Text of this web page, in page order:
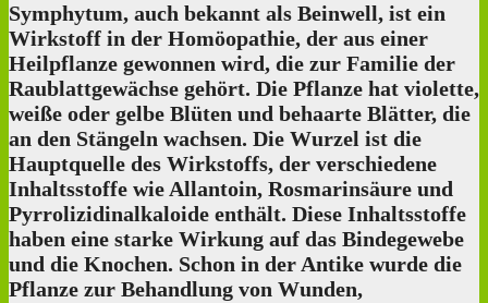
Symphytum, auch bekannt als Beinwell, ist ein
Wirkstoff in der Homöopathie, der aus einer
Heilpflanze gewonnen wird, die zur Familie der
Raublattgewächse gehört. Die Pflanze hat violette,
weiße oder gelbe Blüten und behaarte Blätter, die
an den Stängeln wachsen. Die Wurzel ist die
Hauptquelle des Wirkstoffs, der verschiedene
Inhaltsstoffe wie Allantoin, Rosmarinsäure und
Pyrrolizidinalkaloide enthält. Diese Inhaltsstoffe
haben eine starke Wirkung auf das Bindegewebe
und die Knochen. Schon in der Antike wurde die
Pflanze zur Behandlung von Wunden,